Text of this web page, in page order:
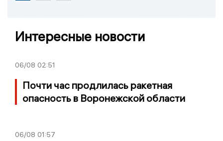
Интересные новости
06/08 02:51
Почти час продлилась ракетная
опасность в Воронежской области
06/08 01:57